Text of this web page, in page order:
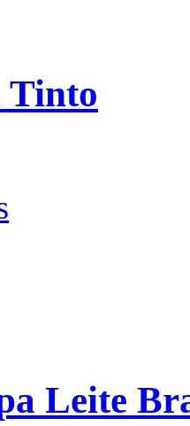
Tinto
Leite